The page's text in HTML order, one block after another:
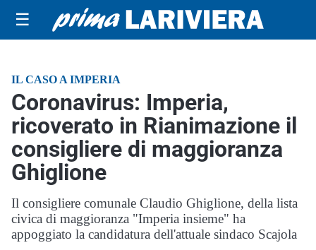
☰
IL CASO A IMPERIA
Coronavirus: Imperia,
ricoverato in Rianimazione il
consigliere di maggioranza
Ghiglione
Il consigliere comunale Claudio Ghiglione, della lista
civica di maggioranza "Imperia insieme" ha
appoggiato la candidatura dell'attuale sindaco Scajola